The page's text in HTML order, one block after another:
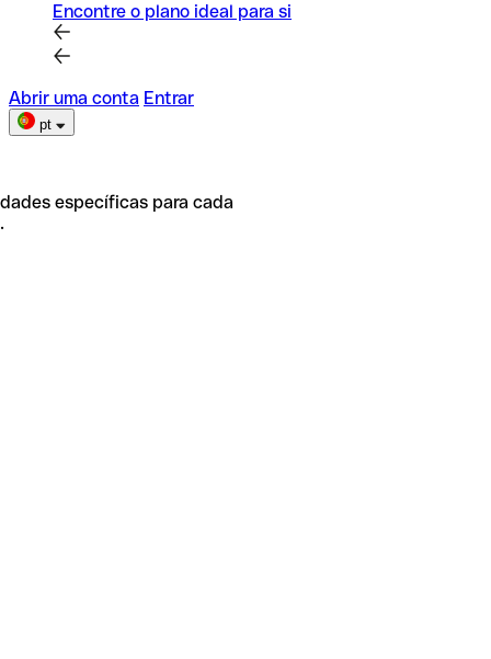
Encontre o plano ideal para si
Abrir uma conta Entrar
pt
específicas para cada